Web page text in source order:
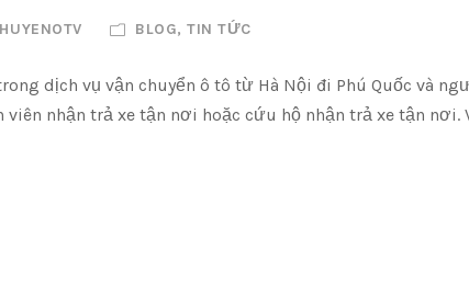
BLOG, TIN TỨC
dịch vụ vận chuyển ô tô từ Hà Nội đi Phú Quốc và
nhận trả xe tận nơi hoặc cứu hộ nhận trả xe tận nơi.